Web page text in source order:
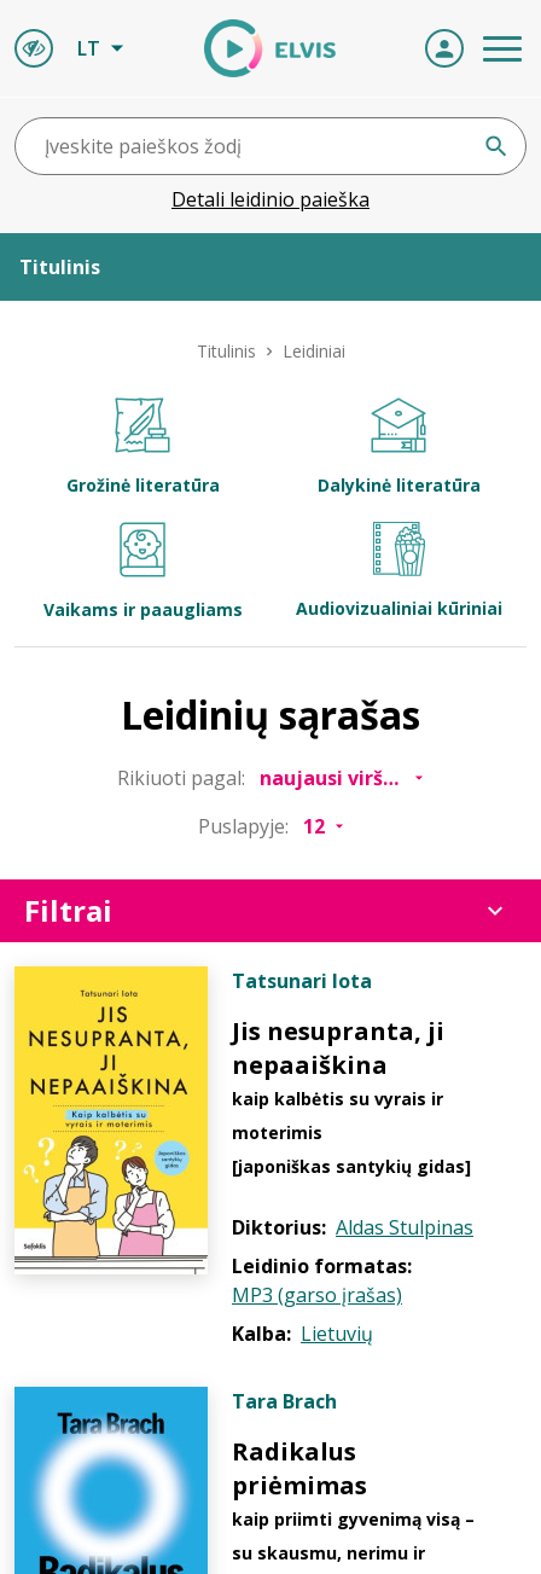
LT
Detali leidinio paieška
Titulinis
Bibliotekoms
Titulinis Leidiniai
Grožinė literatūra Dalykinė literatūra
Vaikams ir paaugliams Audiovizualiniai kūriniai
Leidinių sąrašas
Rikiuoti pagal:
Puslapyje:
Filtrai
Tatsunari Iota
Jis nesupranta, ji
nepaaiškina
kaip kalbėtis su vyrais ir
moterimis
[japoniškas santykių gidas]
Diktorius: Aldas Stulpinas
Leidinio formatas:
MP3 (garso įrašas)
Kalba: Lietuvių
Tara Brach
Radikalus
priėmimas
kaip priimti gyvenimą visą –
su skausmu, nerimu ir